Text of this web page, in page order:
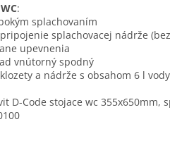
:
splachovaním
splachovacej nádrže
upevnenia
vnútorný spodný
a nádrže s obsahom 6 l
D-Code stojace wc 355x650mm,